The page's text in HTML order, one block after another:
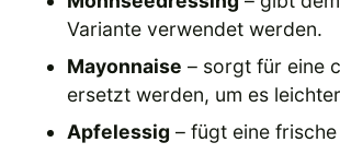
Variante verwendet werden.
Mayonnaise – sorgt für eine
ersetzt werden, um es
Apfelessig – fügt eine